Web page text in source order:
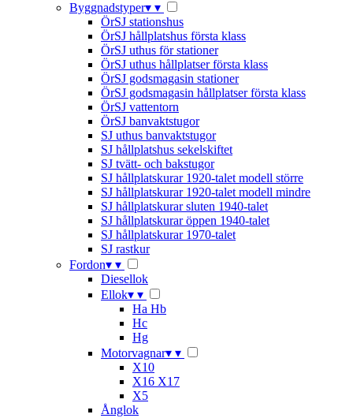
Byggnadstyper▾ ▾
ÖrSJ stationshus
ÖrSJ hållplatshus första klass
ÖrSJ uthus för stationer
ÖrSJ uthus hållplatser första klass
ÖrSJ godsmagasin stationer
ÖrSJ godsmagasin hållplatser första klass
ÖrSJ vattentorn
ÖrSJ banvaktstugor
SJ uthus banvaktstugor
SJ hållplatshus sekelskiftet
SJ tvätt- och bakstugor
SJ hållplatskurar 1920-talet modell större
SJ hållplatskurar 1920-talet modell mindre
SJ hållplatskurar sluten 1940-talet
SJ hållplatskurar öppen 1940-talet
SJ hållplatskurar 1970-talet
SJ rastkur
Fordon▾ ▾
Diesellok
Ellok▾ ▾
Ha Hb
Hc
Hg
Motorvagnar▾ ▾
X10
X16 X17
X5
Ånglok